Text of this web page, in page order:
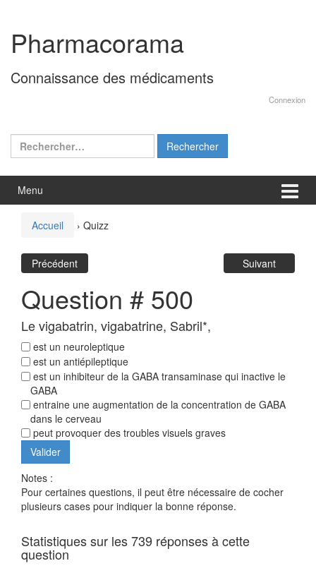
contenu
menu
principal
Pharmacorama
Connaissance des médicaments
Connexion
Rechercher :
Menu
Accueil › Quizz
Précédent Suivant
Question # 500
Le vigabatrin, vigabatrine, Sabril*,
est un neuroleptique
est un antiépileptique
est un inhibiteur de la GABA transaminase qui inactive le
GABA
entraine une augmentation de la concentration de GABA
dans le cerveau
peut provoquer des troubles visuels graves
Notes :
Pour certaines questions, il peut être nécessaire de cocher
plusieurs cases pour indiquer la bonne réponse.
Statistiques sur les 739 réponses à cette
question